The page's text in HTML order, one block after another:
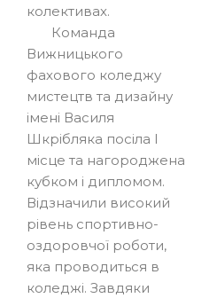
колективах.
Команда
Вижницького
фахового коледжу
мистецтв та дизайну
імені Василя
Шкрібляка посіла І
місце та нагороджена
кубком і дипломом.
Відзначили високий
рівень спортивно-
оздоровчої роботи,
яка проводиться в
коледжі. Завдяки